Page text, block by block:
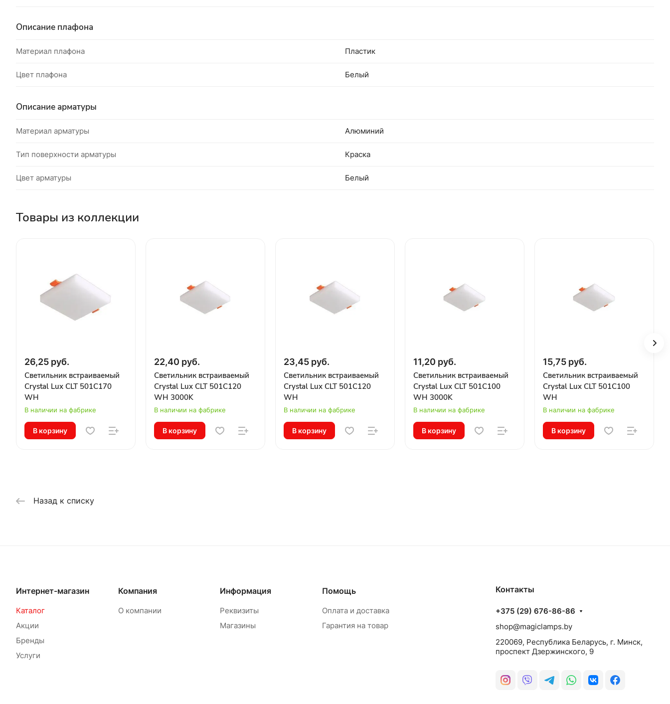
Описание плафона
Материал плафона Пластик
Цвет плафона Белый
Описание арматуры
Материал арматуры Алюминий
Тип поверхности арматуры Краска
Цвет арматуры Белый
Товары из коллекции
26,25 руб.
Светильник встраиваемый
Crystal Lux CLT 501C170
WH
В наличии на фабрике
В корзину
22,40 руб.
Светильник встраиваемый
Crystal Lux CLT 501C120
WH 3000K
В наличии на фабрике
В корзину
23,45 руб.
Светильник встраиваемый
Crystal Lux CLT 501C120
WH
В наличии на фабрике
В корзину
11,20 руб.
Светильник встраиваемый
Crystal Lux CLT 501C100
WH 3000K
В наличии на фабрике
В корзину
15,75 руб.
Светильник встраиваемый
Crystal Lux CLT 501C100
WH
В наличии на фабрике
В корзину
Назад к списку
Интернет-магазин
Каталог
Акции
Бренды
Услуги
Компания
О компании
Информация
Реквизиты
Магазины
Помощь
Оплата и доставка
Гарантия на товар
Контакты
+375 (29) 676-86-86
shop@magiclamps.by
220069, Республика Беларусь, г. Минск,
проспект Дзержинского, 9